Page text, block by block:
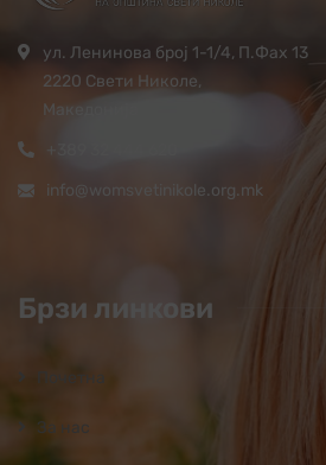
ул. Ленинова број 1-1/4, П.Фах 13
2220 Свети Николе,
Македонија
info@womsvetinikole.org.mk
Брзи линкови
Почетна
За нас